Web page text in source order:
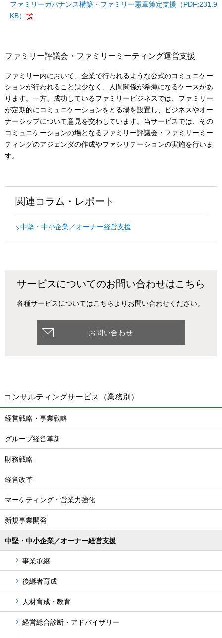
ファミリーガバナンス構築・ファミリー憲章策定支援（PDF:231.9
KB）
ファミリー評議会・ファミリーミーティング運営支援
ファミリー内において、企業で行われるような公式のコミュニケー
ションが行われることは少なく、人間関係が希薄になるケースがあ
ります。一方、成功しているファミリービジネスでは、ファミリー
が定期的にコミュニケーションをとる場を設置し、ビジネスやオー
ナーシップについて意見を交わしています。当サービスでは、その
コミュニケーションの場となるファミリー評議会・ファミリーミー
ティングのアジェンダの作成やファシリテーションの実施を行いま
す。
関連コラム・レポート
中堅・中小企業／オーナー経営支援
サービスについてのお問い合わせはこちら
各種サービスについてはこちらよりお問い合わせください。
お問い合わせ
コンサルティングサービス （業務別）
経営戦略・事業戦略
グループ経営革新
財務戦略
経営改革
マーケティング・営業力強化
新規事業開発
中堅・中小企業／オーナー経営支援
事業承継
後継者育成
人材育成・教育
経営総合診断・アドバイザリー